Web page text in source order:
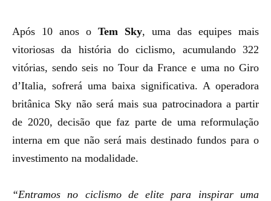
Após 10 anos o Tem Sky, uma das equipes mais
vitoriosas da história do ciclismo, acumulando 322
vitórias, sendo seis no Tour da France e uma no Giro
d’Italia, sofrerá uma baixa significativa. A operadora
britânica Sky não será mais sua patrocinadora a partir
de 2020, decisão que faz parte de uma reformulação
interna em que não será mais destinado fundos para o
investimento na modalidade.
“Entramos no ciclismo de elite para inspirar uma